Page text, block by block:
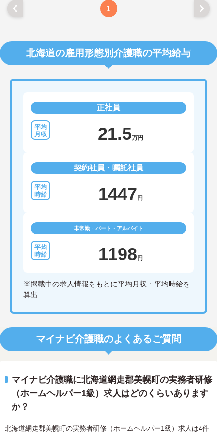
1
北海道の雇用形態別介護職の平均給与
正社員
21.5万円
契約社員・嘱託社員
1447 円
非常勤・パート・アルバイト
1198 円
※掲載中の求人情報をもとに平均月収・平均時給を
算出
マイナビ介護職のよくあるご質問
マイナビ介護職に北海道網走郡美幌町の実務者研修
（ホームヘルパー1級）求人はどのくらいあります
か？
北海道網走郡美幌町の実務者研修（ホームヘルパー1級）求人は4件